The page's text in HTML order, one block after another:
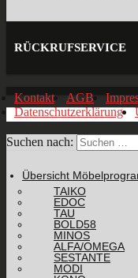
RÜCKRUFSERVICE
Kontakt AGB
Datenschutzerklärung
Suchen nach:
Übersicht
TAIKO
EDOC
TAU
BOLD58
MINOS
ALFA/OMEGA
SESTANTE
MODI